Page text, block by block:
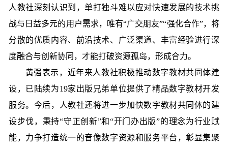
人教社深刻认识到，单打独斗难以应对快速发展的技术挑
战与日益多元的用户需求，唯有“广交朋友”“强化合作”，将
分散的优质内容、前沿技术、广泛渠道、丰富经验进行深
度融合与创新协同，才能打破资源孤岛，形成合力。
黄强表示，近年来人教社积极推动数字教材共同体建
设，已陆续为19家出版兄弟单位提供了精品数字教材开发
服务。今后，人教社还将进一步加快数字教材共同体的建
设步伐，秉持“守正创新”和“开门办出版”的理念为行业赋
能，力争打造统一的音像数字资源和服务平台，彰显集聚